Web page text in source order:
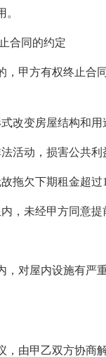
合同的约定
，甲方有权终止合
改变房屋结构和用
活动，损害公共利
拖欠下期租金超过
，未经甲方同意提
，对屋内设施有严
，由甲乙双方协商